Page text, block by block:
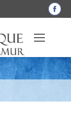
La
une
entre vie
?